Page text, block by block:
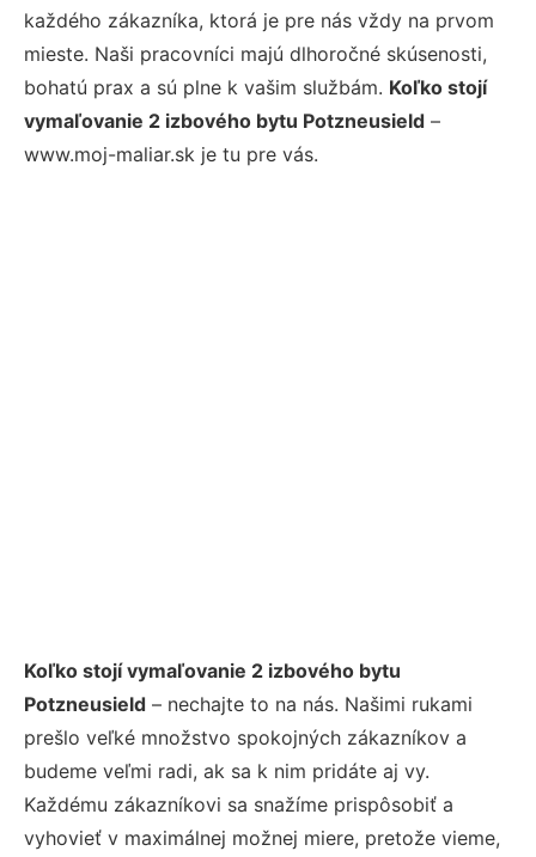
každého zákazníka, ktorá je pre nás vždy na prvom
mieste. Naši pracovníci majú dlhoročné skúsenosti,
bohatú prax a sú plne k vašim službám. Koľko stojí
vymaľovanie 2 izbového bytu Potzneusield –
www.moj-maliar.sk je tu pre vás.
Koľko stojí vymaľovanie 2 izbového bytu
Potzneusield – nechajte to na nás. Našimi rukami
prešlo veľké množstvo spokojných zákazníkov a
budeme veľmi radi, ak sa k nim pridáte aj vy.
Každému zákazníkovi sa snažíme prispôsobiť a
vyhovieť v maximálnej možnej miere, pretože vieme,